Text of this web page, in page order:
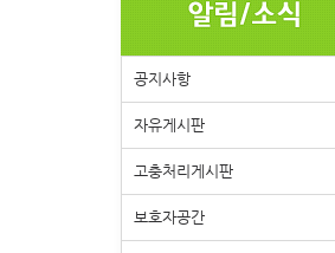
공지사항
자유게시판
고충처리게시판
보호자공간